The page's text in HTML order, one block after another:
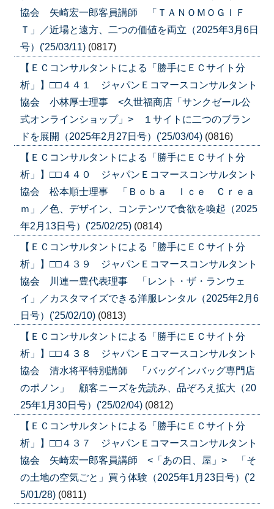
協会 矢崎宏一郎客員講師 「ＴＡＮＯＭＯＧＩＦ
Ｔ」／近場と遠方、二つの価値を両立（2025年3月6日
号）('25/03/11) (0817)
【ＥＣコンサルタントによる「勝手にＥＣサイト分
析」】□□４４１ ジャパンＥコマースコンサルタント
協会 小林厚士理事 <久世福商店「サンクゼール公
式オンラインショップ」> １サイトに二つのブラン
ドを展開（2025年2月27日号）('25/03/04) (0816)
【ＥＣコンサルタントによる「勝手にＥＣサイト分
析」】□□４４０ ジャパンＥコマースコンサルタント
協会 松本順士理事 「Ｂｏｂａ Ｉｃｅ Ｃｒｅａ
ｍ」／色、デザイン、コンテンツで食欲を喚起（2025
年2月13日号）('25/02/25) (0814)
【ＥＣコンサルタントによる「勝手にＥＣサイト分
析」】□□４３９ ジャパンＥコマースコンサルタント
協会 川連一豊代表理事 「レント・ザ・ランウェ
イ」／カスタマイズできる洋服レンタル（2025年2月6
日号）('25/02/10) (0813)
【ＥＣコンサルタントによる「勝手にＥＣサイト分
析」】□□４３８ ジャパンＥコマースコンサルタント
協会 清水将平特別講師 「バッグインバッグ専門店
のポノン」 顧客ニーズを先読み、品ぞろえ拡大（20
25年1月30日号）('25/02/04) (0812)
【ＥＣコンサルタントによる「勝手にＥＣサイト分
析」】□□４３７ ジャパンＥコマースコンサルタント
協会 矢崎宏一郎客員講師 <「あの日、屋」> 「そ
の土地の空気ごと」買う体験（2025年1月23日号）('2
5/01/28) (0811)